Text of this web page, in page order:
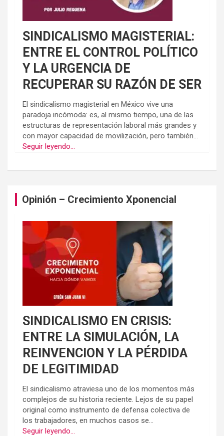
SINDICALISMO MAGISTERIAL:
ENTRE EL CONTROL POLÍTICO
Y LA URGENCIA DE
RECUPERAR SU RAZÓN DE SER
El sindicalismo magisterial en México vive una
paradoja incómoda: es, al mismo tiempo, una de las
estructuras de representación laboral más grandes y
con mayor capacidad de movilización, pero también...
Seguir leyendo...
Opinión – Crecimiento Xponencial
SINDICALISMO EN CRISIS:
ENTRE LA SIMULACIÓN, LA
REINVENCION Y LA PÉRDIDA
DE LEGITIMIDAD
El sindicalismo atraviesa uno de los momentos más
complejos de su historia reciente. Lejos de su papel
original como instrumento de defensa colectiva de
los trabajadores, en muchos casos se...
Seguir leyendo...